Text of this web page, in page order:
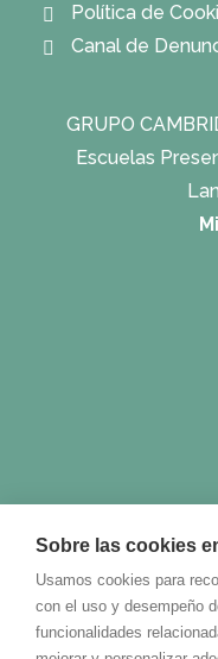
Política de
Canal de
GRUPO
Escuelas
Sobre las cookies
Usamos cookies para
con el uso y desempeño
funcionalidades